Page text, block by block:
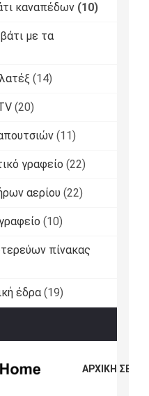
καναπέδων (10)
με τα
(14)
(20)
(11)
γραφείο (22)
αερίου (22)
(10)
πίνακας
έδρα (19)
ΑΡΧΙΚΉ